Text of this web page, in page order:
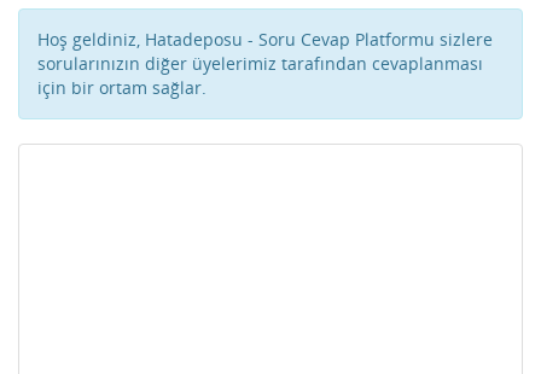
Hoş geldiniz, Hatadeposu - Soru Cevap Platformu sizlere
sorularınızın diğer üyelerimiz tarafından cevaplanması
için bir ortam sağlar.